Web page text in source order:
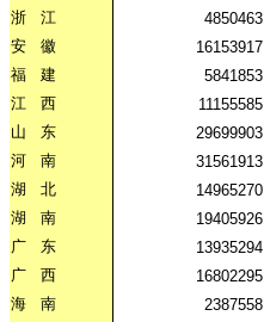
浙
江 4850463
安
徽 16153917
福
建 5841853
江
西 11155585
山
东 29699903
河
南 31561913
湖
北 14965270
湖
南 19405926
广
东 13935294
广
西 16802295
海
南 2387558